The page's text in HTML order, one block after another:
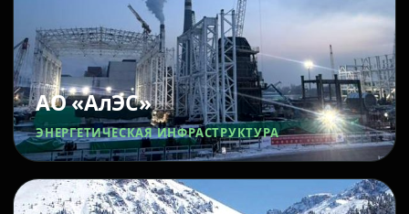
АО «АлЭС»
ЭНЕРГЕТИЧЕСКАЯ ИНФРАСТРУКТУРА